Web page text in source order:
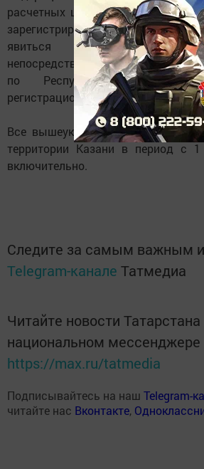
расчетных центрах и жилищных
зарегистрироваться по месту
явиться с полным
непосредственно в районное
по Республике
регистрационный учет происходит
Все вышеуказанные ограничения
территории Казани в период с
включительно.
Следите за самым важным
Telegram-канале Татмедиа
Читайте новости Татарстана
национальном
https://max.ru/tatmedia
Подписывайтесь на наш Telegram-
читайте нас Вконтакте,